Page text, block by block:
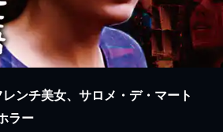
ンチ美女、サロメ・デ・マート
ラー